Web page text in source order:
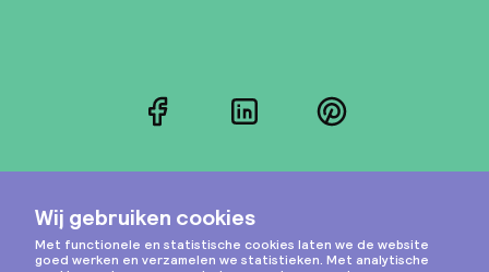
FacebookLinkedInPinterest
Instagram